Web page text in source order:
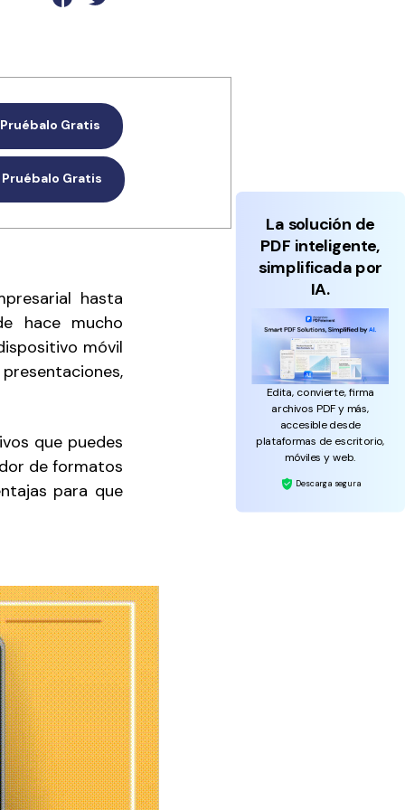
Pruébalo Gratis
Pruébalo Gratis
hasta
hace mucho
móvil
que puedes
de formatos
para que
La solución de
PDF inteligente,
simplificada por
IA.
Edita, convierte, firma
archivos PDF y más,
accesible desde
plataformas de escritorio,
móviles y web.
Descarga segura